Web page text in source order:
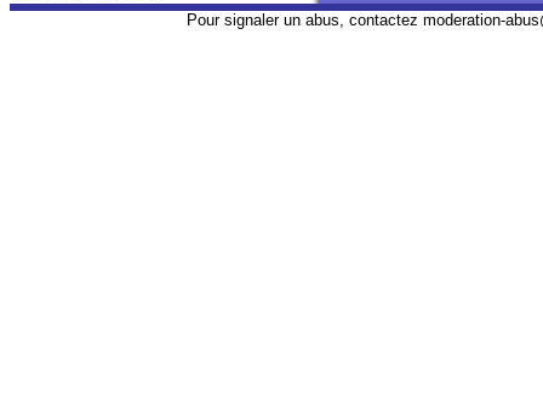
Pour signaler un abus, contactez moderation-